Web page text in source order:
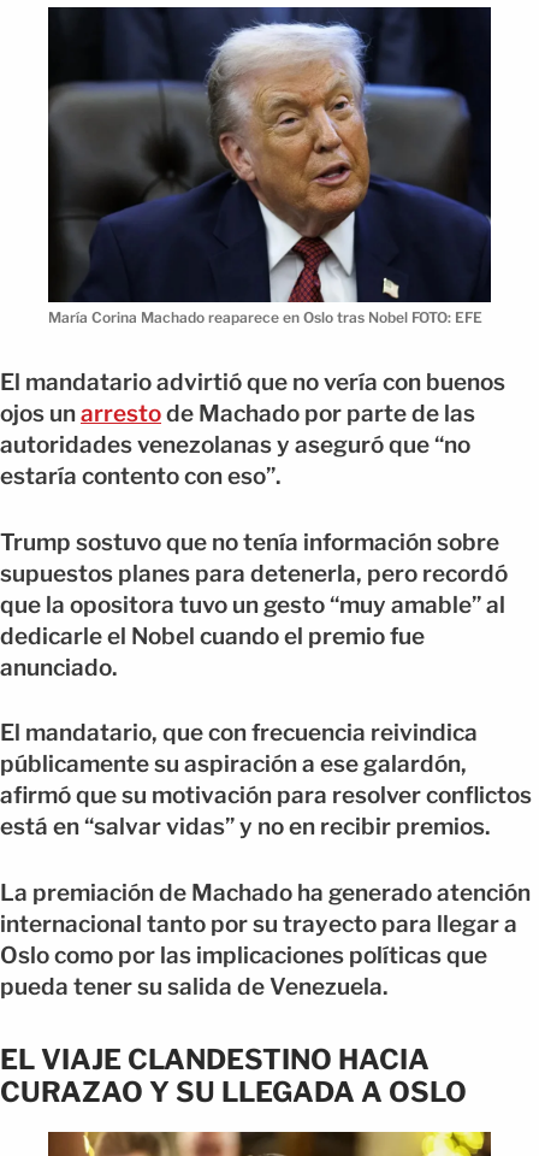
María Corina Machado reaparece en Oslo tras Nobel FOTO: EFE
El mandatario advirtió que no vería con buenos
ojos unarrestode Machado por parte de las
autoridades venezolanas y aseguró que “no
estaría contento con eso”.
Trump sostuvo que no tenía información sobre
supuestos planes para detenerla, pero recordó
que la opositora tuvo un gesto “muy amable” al
dedicarle el Nobel cuando el premio fue
anunciado.
El mandatario, que con frecuencia reivindica
públicamente su aspiración a ese galardón,
afirmó que su motivación para resolver conflictos
está en “salvar vidas” y no en recibir premios.
La premiación de Machado ha generado atención
internacional tanto por su trayecto para llegar a
Oslo como por las implicaciones políticas que
pueda tener su salida de Venezuela.
EL VIAJE CLANDESTINO HACIA
CURAZAO Y SU LLEGADA A OSLO